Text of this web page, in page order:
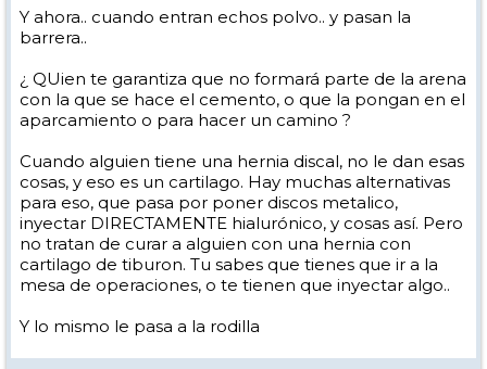
Y ahora.. cuando entran echos polvo.. y pasan la
barrera..
¿ QUien te garantiza que no formará parte de la arena
con la que se hace el cemento, o que la pongan en el
aparcamiento o para hacer un camino ?
Cuando alguien tiene una hernia discal, no le dan esas
cosas, y eso es un cartilago. Hay muchas alternativas
para eso, que pasa por poner discos metalico,
inyectar DIRECTAMENTE hialurónico, y cosas así. Pero
no tratan de curar a alguien con una hernia con
cartilago de tiburon. Tu sabes que tienes que ir a la
mesa de operaciones, o te tienen que inyectar algo..
Y lo mismo le pasa a la rodilla